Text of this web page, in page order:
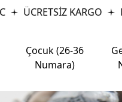
ÜCRETSİZ KARGO
Çocuk (26-36
Numara)